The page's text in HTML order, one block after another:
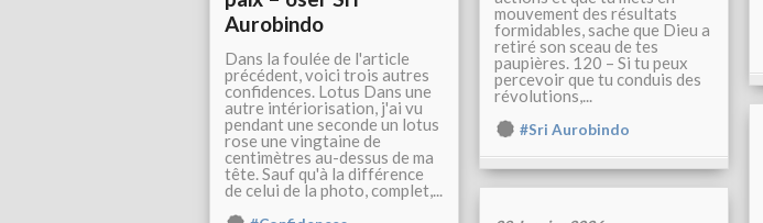
mouvement des résultats
formidables, sache que Dieu a
retiré son sceau de tes
paupières. 120 – Si tu peux
percevoir que tu conduis des
révolutions,...
#Sri Aurobindo
Aurobindo
Dans la foulée de l'article
précédent, voici trois autres
confidences. Lotus Dans une
autre intériorisation, j'ai vu
pendant une seconde un lotus
rose une vingtaine de
centimètres au-dessus de ma
tête. Sauf qu'à la différence
de celui de la photo, complet,...